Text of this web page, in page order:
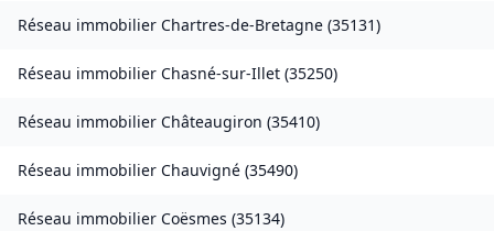
Réseau immobilier Chartres-de-Bretagne (35131)
Réseau immobilier Chasné-sur-Illet (35250)
Réseau immobilier Châteaugiron (35410)
Réseau immobilier Chauvigné (35490)
Réseau immobilier Coësmes (35134)